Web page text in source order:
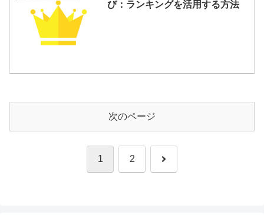
び：ランキングを活用する方法
次のページ
1 2 次